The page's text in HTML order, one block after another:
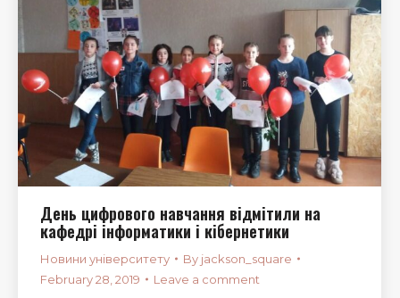
День цифрового навчання відмітили на
кафедрі інформатики і кібернетики
Новини університету By jackson_square
February 28, 2019
Leave a comment